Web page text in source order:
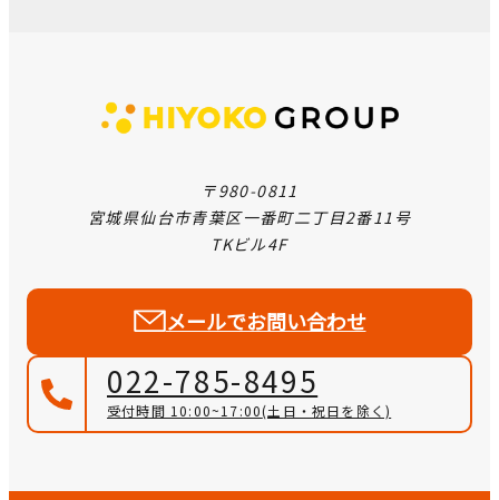
〒980-0811
宮城県仙台市青葉区一番町二丁目2番11号
TKビル4F
メールでお問い合わせ
022-785-8495
受付時間 10:00~17:00(土日・祝日を除く)